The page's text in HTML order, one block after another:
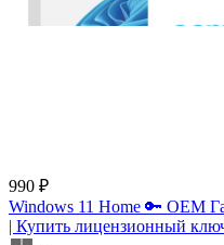
990 ₽
Windows 11 Home 🔑 OEM
| Купить лицензионный